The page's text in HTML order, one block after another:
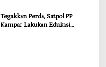
Tegakkan Perda, Satpol PP
Kampar Lakukan Edukasi